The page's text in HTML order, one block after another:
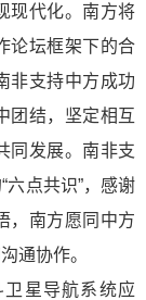
现代化。南方将
论坛框架下的合
非支持中方成功
团结，坚定相互
同发展。南非支
六点共识”，感谢
，南方愿同中方
通协作。
星导航系统应